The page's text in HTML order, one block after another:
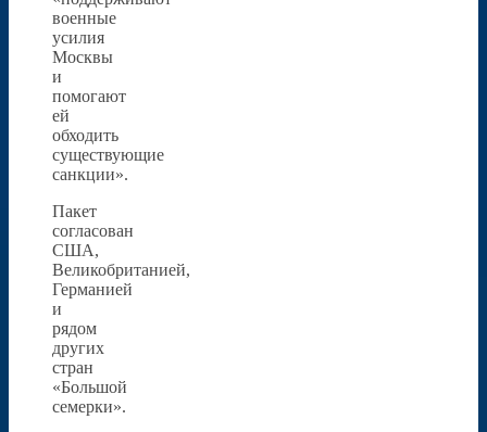
военные
усилия
Москвы
и
помогают
ей
обходить
существующие
санкции».
Пакет
согласован
США,
Великобританией,
Германией
и
рядом
других
стран
«Большой
семерки».